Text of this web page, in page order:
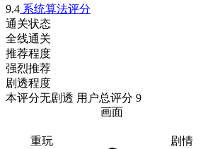
9.4 系统算法评分
通关状态
全线通关
推荐程度
强烈推荐
剧透程度
本评分无剧透 用户总评分 9
画面
剧情
重玩